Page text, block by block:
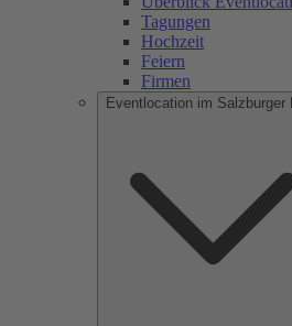
Tagungen
Hochzeit
Feiern
Firmen
Eventlocation im Salzburger